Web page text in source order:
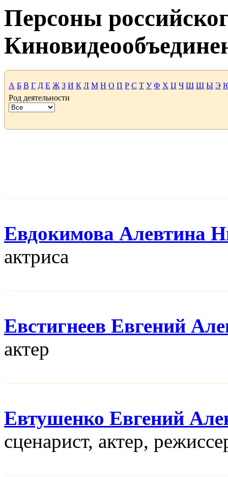
Персоны
А Б В Г Д Е Ж З И К Л М Н О П Р С Т У Ф Х Ц Ч Ш Щ Ы Э
Род деятельности
Евдокимова Алевтина
актриса
Евстигнеев Евгений
актер
Евтушенко Евгений
сценарист, актер,